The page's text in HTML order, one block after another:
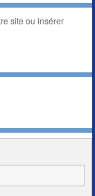
site ou insérer